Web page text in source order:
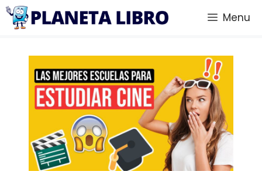
Saltar
Menu